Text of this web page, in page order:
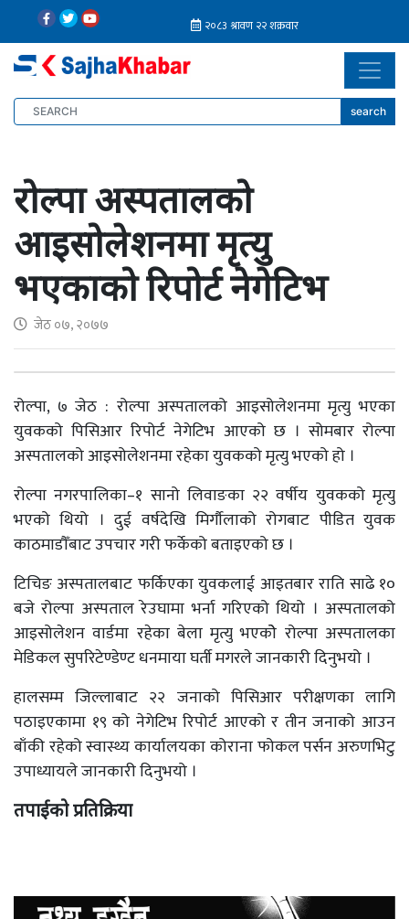
search
रोल्पा अस्पतालको
आइसोलेशनमा मृत्यु
भएकाको रिपोर्ट नेगेटिभ
जेठ ०७, २०७७
रोल्पा, ७ जेठ : रोल्पा अस्पतालको आइसोलेशनमा मृत्यु भएका
युवकको पिसिआर रिपोर्ट नेगेटिभ आएको छ । सोमबार रोल्पा
अस्पतालको आइसोलेशनमा रहेका युवकको मृत्यु भएको हो ।
रोल्पा नगरपालिका–१ सानो लिवाङका २२ वर्षीय युवकको मृत्यु
भएको थियो । दुई वर्षदेखि मिर्गौलाको रोगबाट पीडित युवक
काठमाडौँबाट उपचार गरी फर्केको बताइएको छ ।
टिचिङ अस्पतालबाट फर्किएका युवकलाई आइतबार राति साढे १०
बजे रोल्पा अस्पताल रेउघामा भर्ना गरिएको थियो । अस्पतालको
आइसोलेशन वार्डमा रहेका बेला मृत्यु भएकोे रोल्पा अस्पतालका
मेडिकल सुपरिटेण्डेण्ट धनमाया घर्ती मगरले जानकारी दिनुभयो ।
हालसम्म जिल्लाबाट २२ जनाको पिसिआर परीक्षणका लागि
पठाइएकामा १९ को नेगेटिभ रिपोर्ट आएको र तीन जनाको आउन
बाँकी रहेको स्वास्थ्य कार्यालयका कोराना फोकल पर्सन अरुणभिटु
उपाध्यायले जानकारी दिनुभयो ।
तपाईको प्रतिक्रिया